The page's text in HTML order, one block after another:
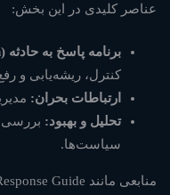
عناصر کلیدی در این بخش:
برنامه پاسخ به حادثه (IR Plan):
کنترل، ریشه‌یابی و
ارتباطات بحران:
تحلیل و بهبود: بررسی
سیاست‌ها.
منابعی مانند Guide